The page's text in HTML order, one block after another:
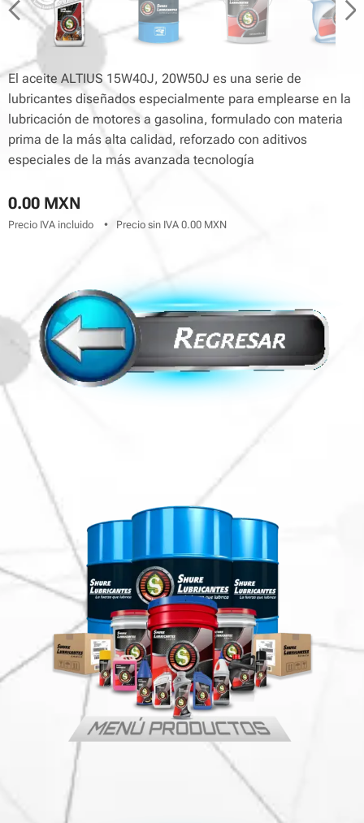
El aceite ALTIUS 15W40J, 20W50J es una serie de
lubricantes diseñados especialmente para emplearse en la
lubricación de motores a gasolina, formulado con materia
prima de la más alta calidad, reforzado con aditivos
especiales de la más avanzada tecnología
0.00 MXN
Precio IVA incluido Precio sin IVA 0.00 MXN